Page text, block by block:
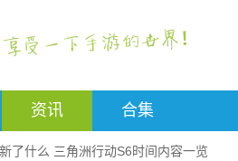
资讯 合集
了什么 三角洲行动S6时间内容一览